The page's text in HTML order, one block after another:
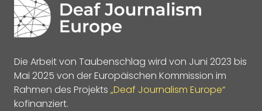
Die Arbeit von Taubenschlag wird von Juni 2023 bis
Mai 2025 von der Europäischen Kommission im
Rahmen des Projekts „Deaf Journalism Europe“
kofinanziert.